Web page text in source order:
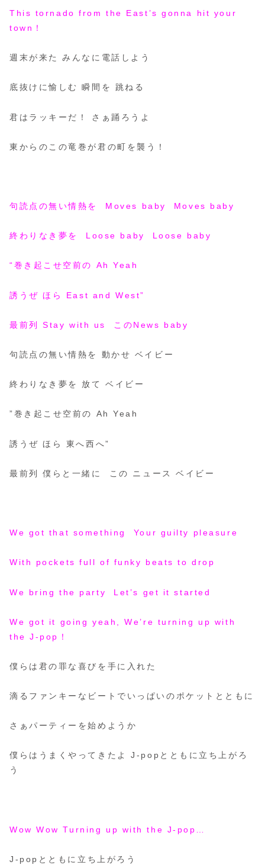
This tornado from the East’s gonna hit your
town！
週末が来た みんなに電話しよう
底抜けに愉しむ 瞬間を 跳ねる
君はラッキーだ！ さぁ踊ろうよ
東からのこの竜巻が君の町を襲う！
句読点の無い情熱を Moves baby Moves baby
終わりなき夢を Loose baby Loose baby
“巻き起こせ空前の Ah Yeah
誘うぜ ほら East and West”
最前列 Stay with us このNews baby
句読点の無い情熱を 動かせ ベイビー
終わりなき夢を 放て ベイビー
”巻き起こせ空前の Ah Yeah
誘うぜ ほら 東へ西へ”
最前列 僕らと一緒に この ニュース ベイビー
We got that something Your guilty pleasure
With pockets full of funky beats to drop
We bring the party Let’s get it started
We got it going yeah, We’re turning up with
the J-pop！
僕らは君の罪な喜びを手に入れた
滴るファンキーなビートでいっぱいのポケットとともに
さぁパーティーを始めようか
僕らはうまくやってきたよ J-popとともに立ち上がろ
う
Wow Wow Turning up with the J-pop…
J-popとともに立ち上がろう